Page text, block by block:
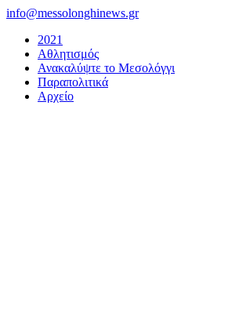
Μετάβαση
περιεχόμενο
info@messolonghinews.gr
2021
Αθλητισμός
Ανακαλύψτε το Μεσολόγγι
Παραπολιτικά
Αρχείο